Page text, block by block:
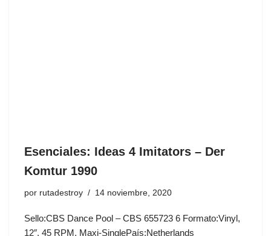
Esenciales: Ideas 4 Imitators ‎– Der
Komtur 1990
por rutadestroy 14 noviembre, 2020
Sello:CBS Dance Pool ‎– CBS 655723 6 Formato:Vinyl,
12″, 45 RPM, Maxi-SinglePaís:Netherlands